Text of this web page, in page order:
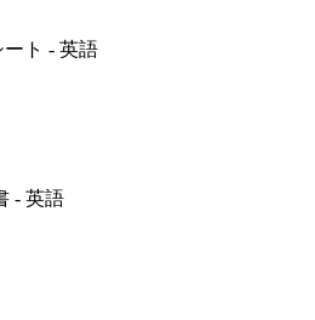
ート - 英語
- 英語